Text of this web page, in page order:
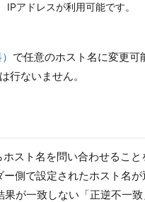
IPアドレスが利用可能です。
で任意のホスト名に変更可
行ないません。
スト名を問い合わせること
側で設定されたホスト名が
が一致しない「正逆不一致